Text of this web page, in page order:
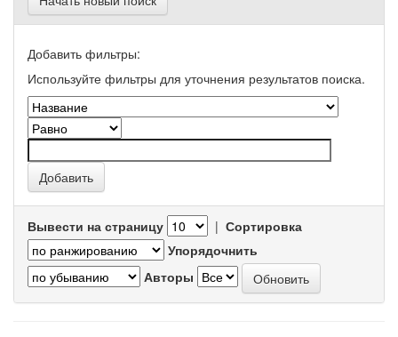
Добавить фильтры:
Используйте фильтры для уточнения результатов поиска.
Вывести на страницу | Сортировка
Упорядочнить
Авторы